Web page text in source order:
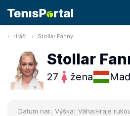
Hráči Stollar Fanny
Stollar
27 žena
Datum nar.: Výška: Váha:Hraje